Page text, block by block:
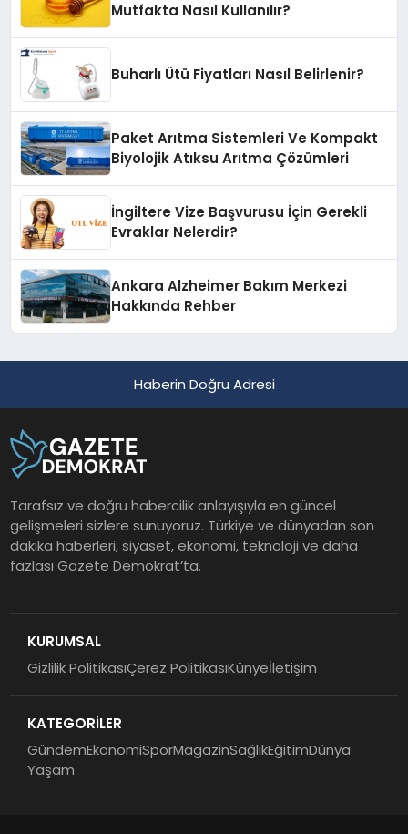
Mutfakta Nasıl Kullanılır?
Buharlı Ütü Fiyatları Nasıl Belirlenir?
Paket Arıtma Sistemleri Ve Kompakt
Biyolojik Atıksu Arıtma Çözümleri
İngiltere Vize Başvurusu İçin Gerekli
Evraklar Nelerdir?
Ankara Alzheimer Bakım Merkezi
Hakkında Rehber
Haberin Doğru Adresi
Tarafsız ve doğru habercilik anlayışıyla en güncel
gelişmeleri sizlere sunuyoruz. Türkiye ve dünyadan son
dakika haberleri, siyaset, ekonomi, teknoloji ve daha
fazlası Gazete Demokrat’ta.
KURUMSAL
Gizlilik PolitikasıÇerez PolitikasıKünyeİletişim
KATEGORİLER
GündemEkonomiSporMagazinSağlıkEğitimDünya
Yaşam